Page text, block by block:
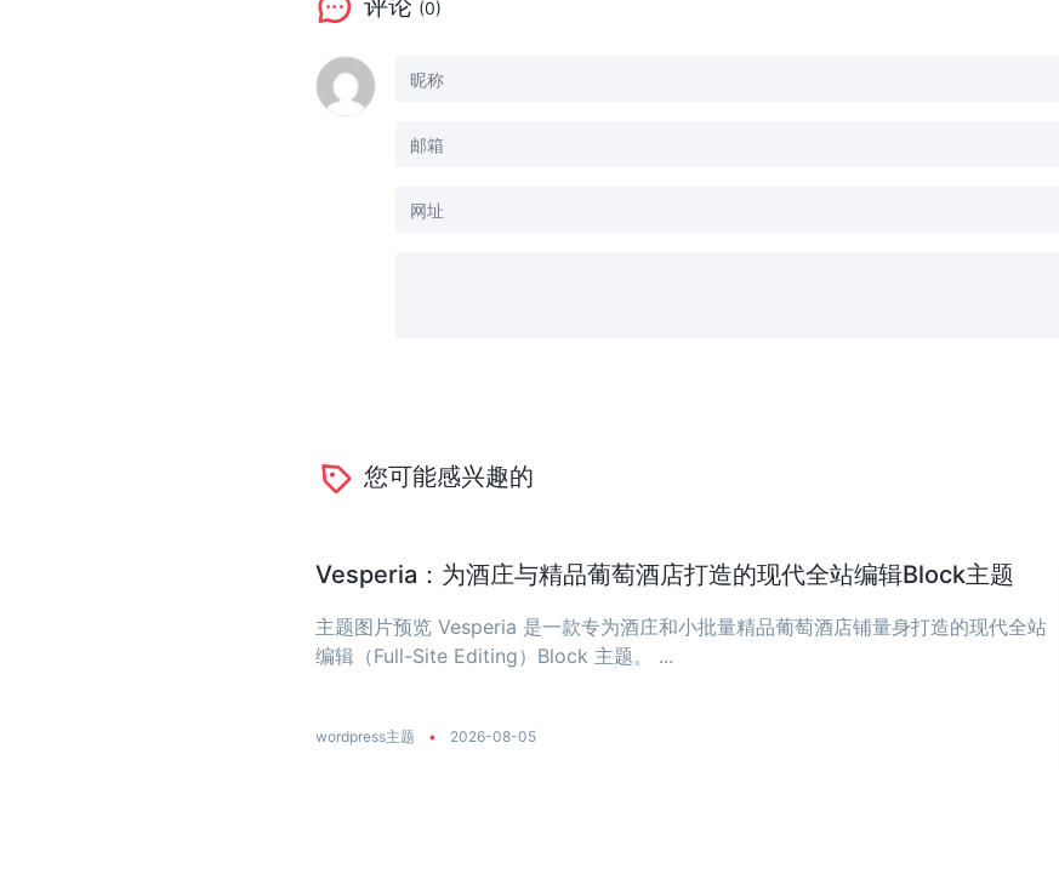
评论 (0)
您可能感兴趣的
Vesperia：为酒庄与精品葡萄酒店打造的现代全站编辑Block主题
主题图片预览 Vesperia 是一款专为酒庄和小批量精品葡萄酒店铺量身打造的现代全站
编辑（Full-Site Editing）Block 主题。 ...
wordpress主题 • 2026-08-05